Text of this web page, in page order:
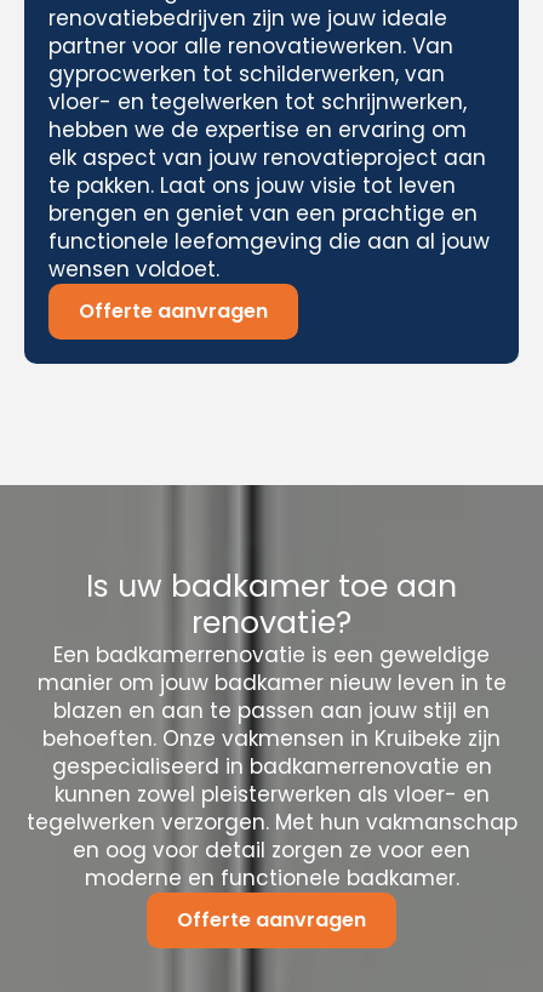
renovatiebedrijven zijn we jouw ideale
partner voor alle renovatiewerken. Van
gyprocwerken tot schilderwerken, van
vloer- en tegelwerken tot schrijnwerken,
hebben we de expertise en ervaring om
elk aspect van jouw renovatieproject aan
te pakken. Laat ons jouw visie tot leven
brengen en geniet van een prachtige en
functionele leefomgeving die aan al jouw
wensen voldoet.
Offerte aanvragen
Is uw badkamer toe aan
renovatie?
Een badkamerrenovatie is een geweldige
manier om jouw badkamer nieuw leven in te
blazen en aan te passen aan jouw stijl en
behoeften. Onze vakmensen in Kruibeke zijn
gespecialiseerd in badkamerrenovatie en
kunnen zowel pleisterwerken als vloer- en
tegelwerken verzorgen. Met hun vakmanschap
en oog voor detail zorgen ze voor een
moderne en functionele badkamer.
Offerte aanvragen